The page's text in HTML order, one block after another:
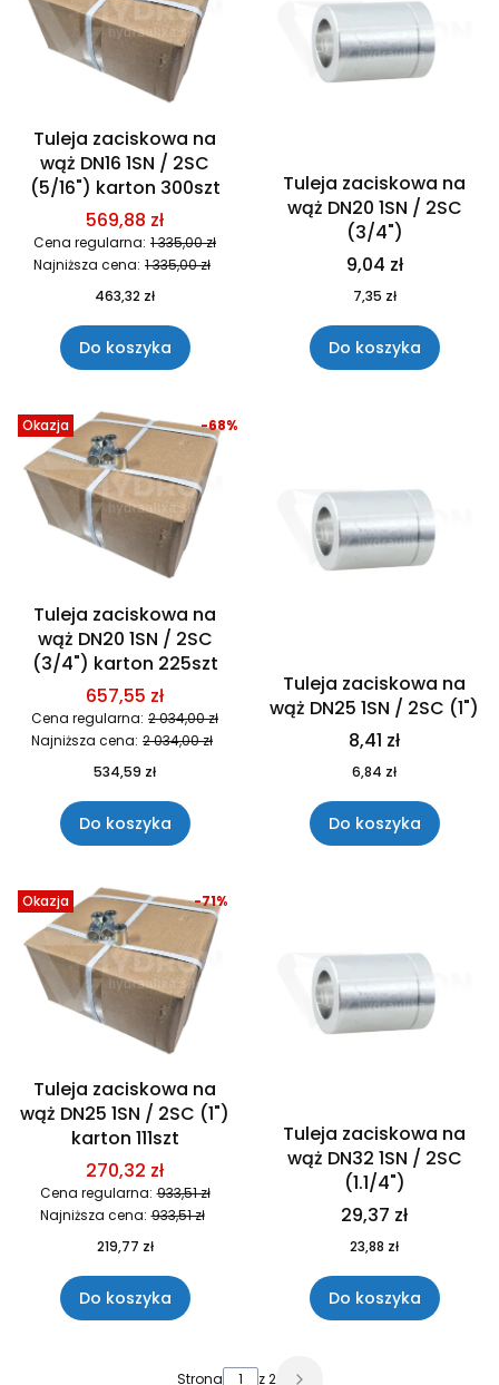
Tuleja zaciskowa na
wąż DN16 1SN / 2SC
(5/16") karton 300szt
569,88 zł
Cena regularna: 1 335,00 zł
Najniższa cena: 1 335,00 zł
463,32 zł
Do koszyka
Tuleja zaciskowa na
wąż DN20 1SN / 2SC
(3/4")
9,04 zł
7,35 zł
Do koszyka
Okazja
Tuleja zaciskowa na
wąż DN20 1SN / 2SC
(3/4") karton 225szt
657,55 zł
Cena regularna: 2 034,00 zł
-68%
Najniższa cena: 2 034,00 zł
534,59 zł
Do koszyka
Tuleja zaciskowa na
wąż DN25 1SN / 2SC (1")
8,41 zł
6,84 zł
Do koszyka
Okazja
Tuleja zaciskowa na
wąż DN25 1SN / 2SC (1")
karton 111szt
270,32 zł
Cena regularna: 933,51 zł
-71%
Najniższa cena: 933,51 zł
219,77 zł
Do koszyka
Tuleja zaciskowa na
wąż DN32 1SN / 2SC
(1.1/4")
29,37 zł
23,88 zł
Do koszyka
Strona z 2